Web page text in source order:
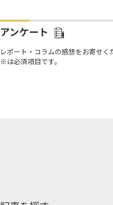
アンケート
レポート・コラムの感想をお寄せく
※は必須項目です。